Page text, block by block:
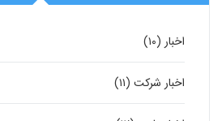
اخبار (۱۰)
اخبار شرکت (۱۱)